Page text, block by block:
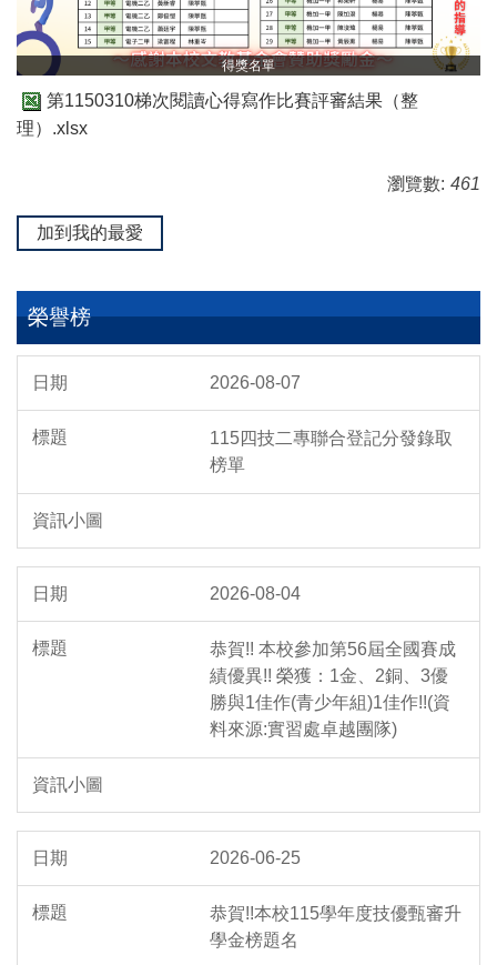
得獎名單
第1150310梯次閱讀心得寫作比賽評審結果（整
理）.xlsx
瀏覽數: 461
加到我的最愛
榮譽榜
2026-08-07
115四技二專聯合登記分發錄取
榜單
2026-08-04
恭賀!! 本校參加第56屆全國賽成
績優異!! 榮獲：1金、2銅、3優
勝與1佳作(青少年組)1佳作!!(資
料來源:實習處卓越團隊)
2026-06-25
恭賀!!本校115學年度技優甄審升
學金榜題名